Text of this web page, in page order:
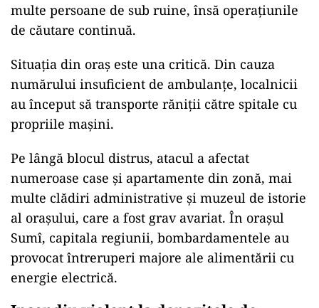
multe persoane de sub ruine, însă operațiunile
de căutare continuă.
Situația din oraș este una critică. Din cauza
numărului insuficient de ambulanțe, localnicii
au început să transporte răniții către spitale cu
propriile mașini.
Pe lângă blocul distrus, atacul a afectat
numeroase case și apartamente din zonă, mai
multe clădiri administrative și muzeul de istorie
al orașului, care a fost grav avariat. În orașul
Sumî, capitala regiunii, bombardamentele au
provocat întreruperi majore ale alimentării cu
energie electrică.